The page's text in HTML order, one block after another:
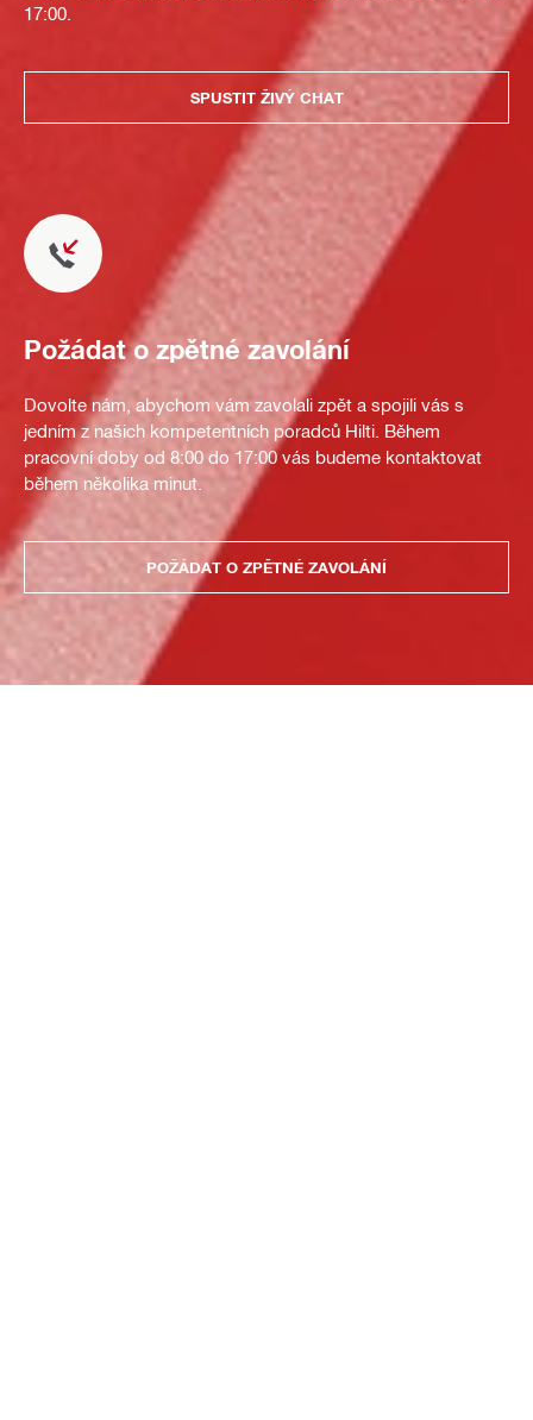
17:00.
SPUSTIT ŽIVÝ CHAT
Požádat o zpětné zavolání
Dovolte nám, abychom vám zavolali zpět a spojili vás s
jedním z našich kompetentních poradců Hilti. Během
pracovní doby od 8:00 do 17:00 vás budeme kontaktovat
během několika minut.
POŽÁDAT O ZPĚTNÉ ZAVOLÁNÍ